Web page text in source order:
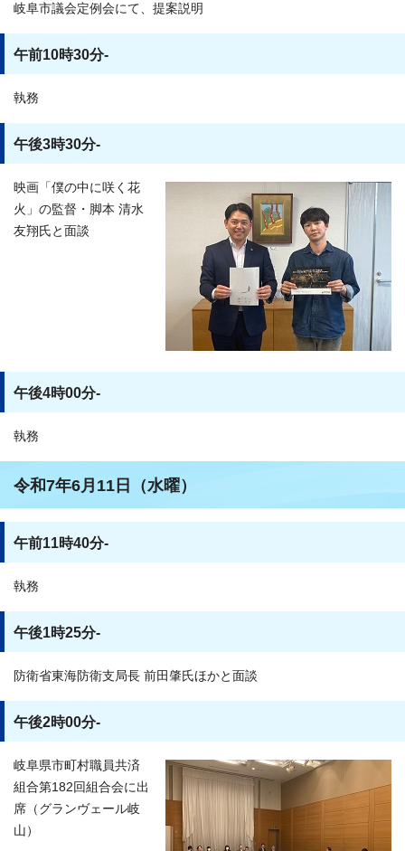
岐阜市議会定例会にて、提案説明
午前10時30分-
執務
午後3時30分-
映画「僕の中に咲く花
火」の監督・脚本 清水
友翔氏と面談
午後4時00分-
執務
令和7年6月11日（水曜）
午前11時40分-
執務
午後1時25分-
防衛省東海防衛支局長 前田肇氏ほかと面談
午後2時00分-
岐阜県市町村職員共済
組合第182回組合会に出
席（グランヴェール岐
山）